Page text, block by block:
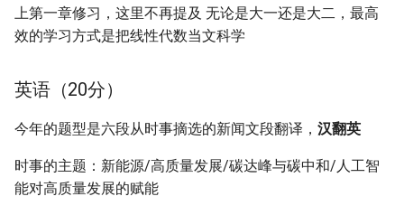
上第一章修习，这里不再提及 无论是大一还是大二，最高
效的学习方式是把线性代数当文科学
英语（20分）
今年的题型是六段从时事摘选的新闻文段翻译， 汉翻英
时事的主题：新能源/高质量发展/碳达峰与碳中和/人工智
能对高质量发展的赋能